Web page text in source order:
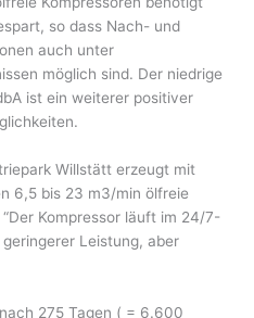
so dass Nach- und
auch unter
möglich sind. Der niedrige
ist ein weiterer positiver
Willstätt erzeugt mit
6,5 bis 23 m3/min ölfreie
Kompressor läuft im 24/7-
Leistung, aber
275 Tagen ( = 6.600